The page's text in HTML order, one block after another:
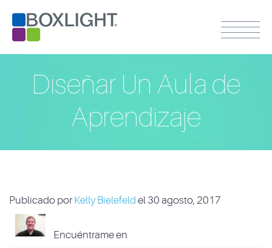
Diseñar Un Aula de
Aprendizaje
Publicado por Kelly Bielefeld el 30 agosto, 2017
Encuéntrame en